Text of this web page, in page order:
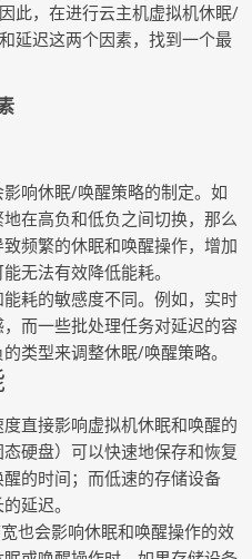
此，在进行云主机虚拟机休眠/
延迟这两个因素，找到一个最
响休眠/唤醒策略的制定。如
在高负和低负之间切换，那么
频繁的休眠和唤醒操作，增加
无法有效降低能耗。
耗的敏感度不同。例如，实时
而一些批处理任务对延迟的容
类型来调整休眠/唤醒策略。
直接影响虚拟机休眠和唤醒的
硬盘）可以快速地保存和恢复
的时间；而低速的存储设备
延迟。
也会影响休眠和唤醒操作的效